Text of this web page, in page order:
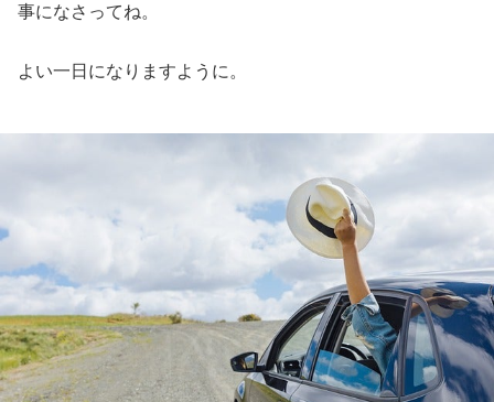
事になさってね。
よい一日になりますように。